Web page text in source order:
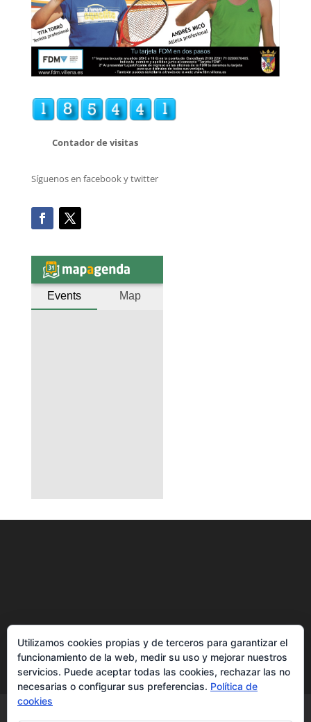
Contador de visitas
Síguenos en facebook y twitter
Utilizamos cookies propias y de terceros para garantizar el
funcionamiento de la web, medir su uso y mejorar nuestros
servicios. Puede aceptar todas las cookies, rechazar las no
necesarias o configurar sus preferencias. Política de
cookies